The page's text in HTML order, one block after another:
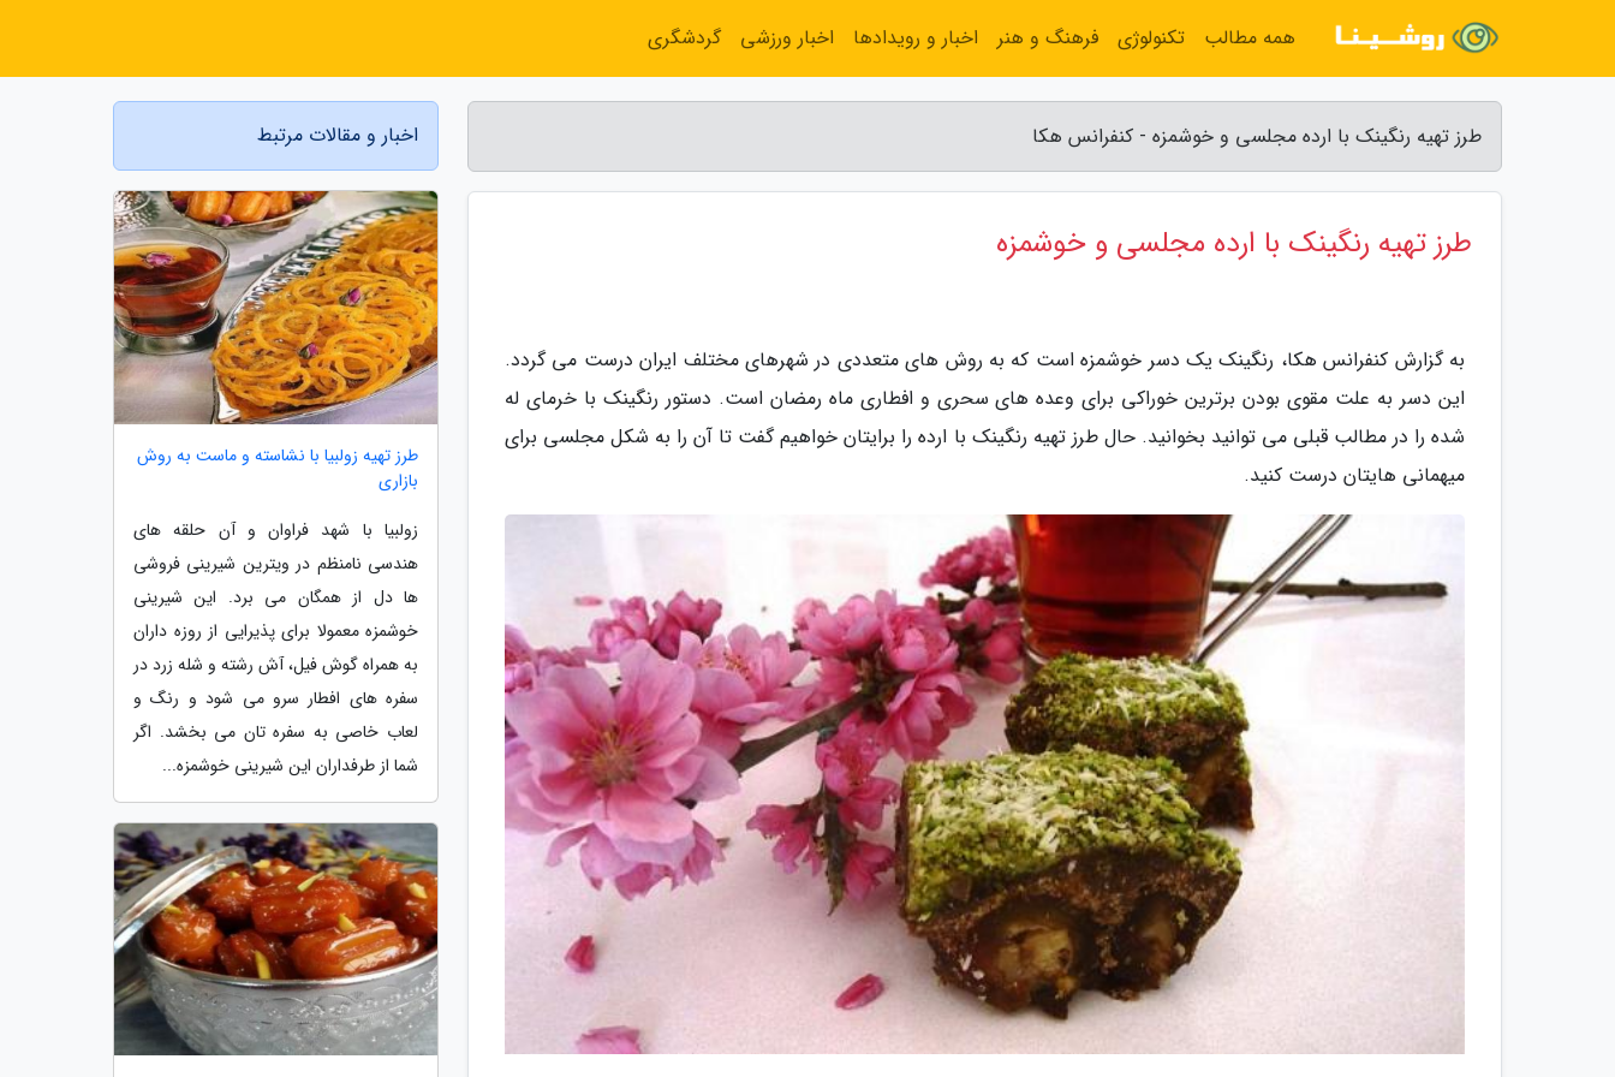
طرز تهیه رنگینک با ارده مجلسی و خوشمزه - کنفرانس هکا
طرز تهیه رنگینک با ارده مجلسی و خوشمزه
به گزارش کنفرانس هکا، رنگینک یک دسر خوشمزه است که به روش های متعددی در شهرهای مختلف ایران درست می گردد.
این دسر به علت مقوی بودن برترین خوراکی برای وعده های سحری و افطاری ماه رمضان است. دستور رنگینک با خرمای له
شده را در مطالب قبلی می توانید بخوانید. حال طرز تهیه رنگینک با ارده را برایتان خواهیم گفت تا آن را به شکل مجلسی برای
میهمانی هایتان درست کنید.
اخبار و مقالات مرتبط
طرز تهیه زولبیا با نشاسته و ماست به روش
بازاری
زولبیا با شهد فراوان و آن حلقه های
هندسی نامنظم در ویترین شیرینی فروشی
ها دل از همگان می برد. این شیرینی
خوشمزه معمولا برای پذیرایی از روزه داران
به همراه گوش فیل، آش رشته و شله زرد در
سفره های افطار سرو می شود و رنگ و
لعاب خاصی به سفره تان می بخشد. اگر
شما از طرفداران این شیرینی خوشمزه...
همه مطالب تکنولوژی فرهنگ و هنر اخبار و رویدادها اخبار ورزشی گردشگری